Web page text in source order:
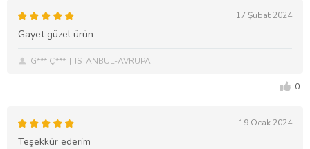
17 Şubat 2024
Gayet güzel ürün
G*** Ç*** ISTANBUL-AVRUPA
0
19 Ocak 2024
Teşekkür ederim